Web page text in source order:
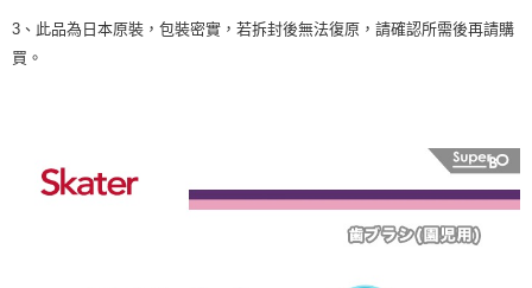
3、此品為日本原裝，包裝密實，若拆封後無法復原，請確認所需後再請購
買。